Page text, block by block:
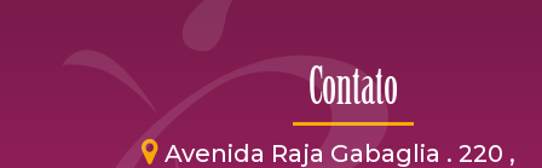
Contato
Avenida Raja Gabaglia . 220 ,